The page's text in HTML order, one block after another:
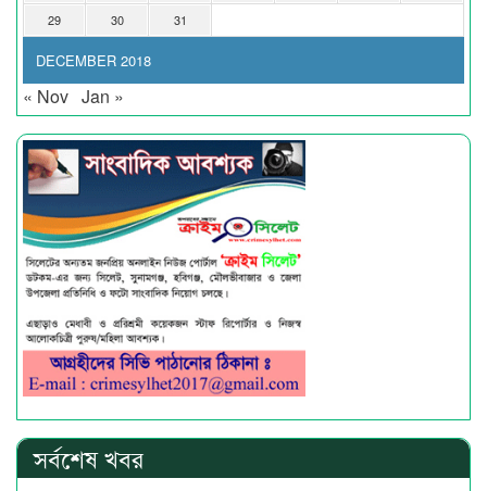
DECEMBER 2018
29
30 31
« Nov Jan »
সর্বশেষ খবর